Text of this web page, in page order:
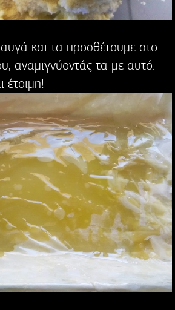
και τα προσθέτουμε στο
αναμιγνύοντάς τα με αυτό.
έτοιμη!